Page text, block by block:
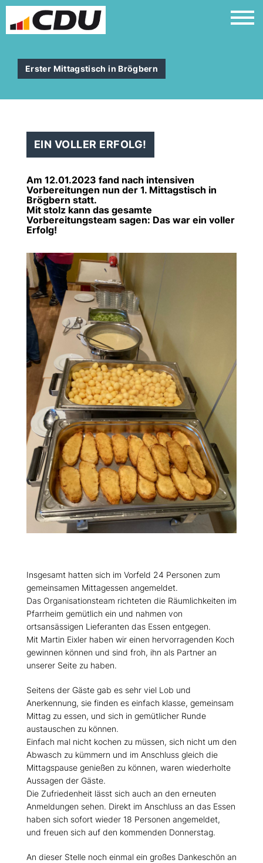
Erster Mittagstisch in Brögbern
EIN VOLLER ERFOLG!
Am 12.01.2023 fand nach intensiven
Vorbereitungen nun der 1. Mittagstisch in
Brögbern statt.
Mit stolz kann das gesamte
Vorbereitungsteam sagen: Das war ein voller
Erfolg!
Insgesamt hatten sich im Vorfeld 24 Personen zum
gemeinsamen Mittagessen angemeldet.
Das Organisationsteam richteten die Räumlichkeiten im
Pfarrheim gemütlich ein und nahmen von
ortsansässigen Lieferanten das Essen entgegen.
Mit Martin Eixler haben wir einen hervorragenden Koch
gewinnen können und sind froh, ihn als Partner an
unserer Seite zu haben.
Seitens der Gäste gab es sehr viel Lob und
Anerkennung, sie finden es einfach klasse, gemeinsam
Mittag zu essen, und sich in gemütlicher Runde
austauschen zu können.
Einfach mal nicht kochen zu müssen, sich nicht um den
Abwasch zu kümmern und im Anschluss gleich die
Mittagspause genießen zu können, waren wiederholte
Aussagen der Gäste.
Die Zufriedenheit lässt sich auch an den erneuten
Anmeldungen sehen. Direkt im Anschluss an das Essen
haben sich sofort wieder 18 Personen angemeldet,
und freuen sich auf den kommenden Donnerstag.
An dieser Stelle noch einmal ein großes Dankeschön an